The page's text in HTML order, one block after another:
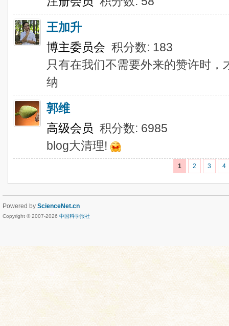
王加升
博主委员会 积分数: 183
只有在我们不需要外来的赞许时
纳
郭维
高级会员 积分数: 6985
blog大清理!
1 2 3 4
Powered by ScienceNet.cn
Copyright © 2007-2026 中国科学报社